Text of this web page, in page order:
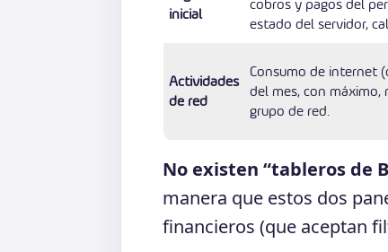
inicial
cobros y pagos del
estado del servidor,
Actividades
de red
Consumo de internet
del mes, con
grupo de red.
No existen “tableros de
manera que estos dos
financieros (que aceptan